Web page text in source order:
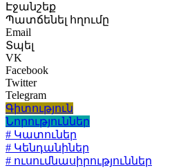
Էջանշեք
Պատճենել հղումը
Email
Տպել
VK
Facebook
Twitter
Telegram
Գիտություն
Նորություններ
# Կատուներ
# Կենդանիներ
# ուսումնասիրություններ